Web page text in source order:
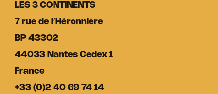
LES 3 CONTINENTS
7 rue de l’Héronnière
BP 43302
44033 Nantes Cedex 1
France
+33 (0)2 40 69 74 14